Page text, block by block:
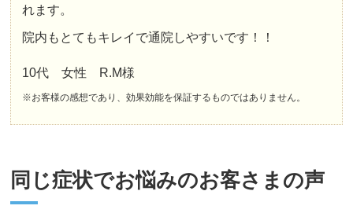
れます。
院内もとてもキレイで通院しやすいです！！
10代 女性 R.M様
※お客様の感想であり、効果効能を保証するものではありません。
同じ症状でお悩みのお客さまの声